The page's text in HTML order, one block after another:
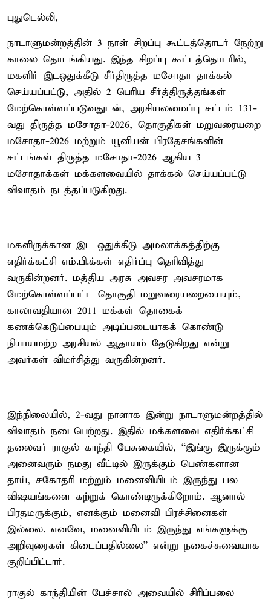
புதுடெல்லி,
நாடாளுமன்றத்தின் 3 நாள் சிறப்பு கூட்டத்தொடர் நேற்று
காலை தொடங்கியது. இந்த சிறப்பு கூட்டத்தொடரில்,
மகளிர் இடஒதுக்கீடு சீர்திருத்த மசோதா தாக்கல்
செய்யப்பட்டு, அதில் 2 பெரிய சீர்த்திருத்தங்கள்
மேற்கொள்ளப்படுவதுடன், அரசியலமைப்பு சட்டம் 131-
வது திருத்த மசோதா-2026, தொகுதிகள் மறுவரையறை
மசோதா-2026 மற்றும் யூனியன் பிரதேசங்களின்
சட்டங்கள் திருத்த மசோதா-2026 ஆகிய 3
மசோதாக்கள் மக்களவையில் தாக்கல் செய்யப்பட்டு
விவாதம் நடத்தப்படுகிறது.
மகளிருக்கான இட ஒதுக்கீடு அமலாக்கத்திற்கு
எதிர்க்கட்சி எம்.பி.க்கள் எதிர்ப்பு தெரிவித்து
வருகின்றனர். மத்திய அரசு அவசர அவசரமாக
மேற்கொள்ளப்பட்ட தொகுதி மறுவரையறையையும்,
காலாவதியான 2011 மக்கள் தொகைக்
கணக்கெடுப்பையும் அடிப்படையாகக் கொண்டு
நியாயமற்ற அரசியல் ஆதாயம் தேடுகிறது என்று
அவர்கள் விமர்சித்து வருகின்றனர்.
இந்நிலையில், 2-வது நாளாக இன்று நாடாளுமன்றத்தில்
விவாதம் நடைபெற்றது. இதில் மக்களவை எதிர்க்கட்சி
தலைவர் ராகுல் காந்தி பேசுகையில், “இங்கு இருக்கும்
அனைவரும் நமது வீட்டில் இருக்கும் பெண்களான
தாய், சகோதரி மற்றும் மனைவியிடம் இருந்து பல
விஷயங்களை கற்றுக் கொண்டிருக்கிறோம். ஆனால்
பிரதமருக்கும், எனக்கும் மனைவி பிரச்சினைகள்
இல்லை. எனவே, மனைவியிடம் இருந்து எங்களுக்கு
அறிவுரைகள் கிடைப்பதில்லை” என்று நகைச்சுவையாக
குறிப்பிட்டார்.
ராகுல் காந்தியின் பேச்சால் அவையில் சிரிப்பலை